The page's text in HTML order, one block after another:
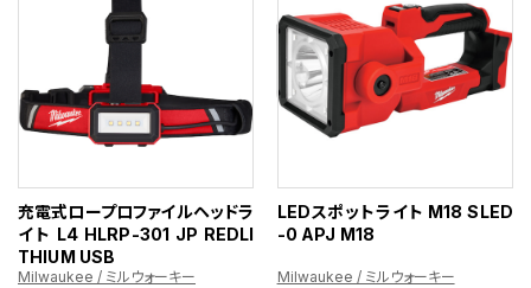
充電式ロープロファイルヘッドラ
イト L4 HLRP-301 JP REDLI
THIUM USB
Milwaukee / ミルウォーキー
LEDスポットライト M18 SLED
-0 APJ M18
Milwaukee / ミルウォーキー